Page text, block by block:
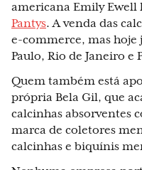
americana Emily Ewell
Pantys. A venda das
e-commerce, mas hoje
Paulo, Rio de Janeiro e
Quem também está
própria Bela Gil, que
calcinhas absorventes
marca de coletores
calcinhas e biquínis